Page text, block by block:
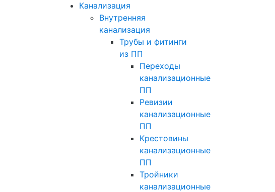
Канализация
Внутренняя
канализация
Трубы и фитинги
из ПП
Переходы
канализационные
ПП
Ревизии
канализационные
ПП
Крестовины
канализационные
ПП
Тройники
канализационные